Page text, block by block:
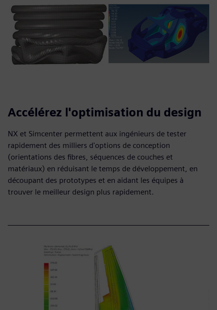
Accélérez l'optimisation du design
NX et Simcenter permettent aux ingénieurs de tester
rapidement des milliers d'options de conception
(orientations des fibres, séquences de couches et
matériaux) en réduisant le temps de développement, en
découpant des prototypes et en aidant les équipes à
trouver le meilleur design plus rapidement.